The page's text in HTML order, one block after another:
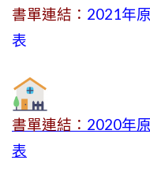
書單連結： 2021年
表
書單連結： 2020年
表